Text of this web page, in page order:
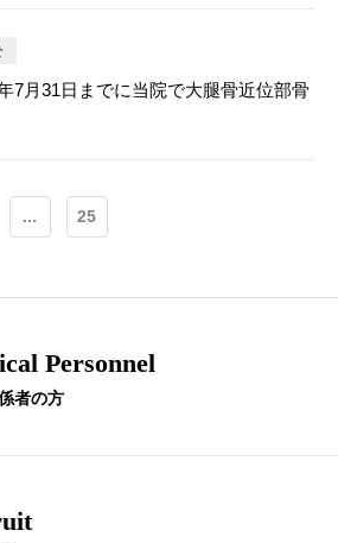
7月31日までに当院で大腿骨近位部骨
... 25
Personnel
者の方